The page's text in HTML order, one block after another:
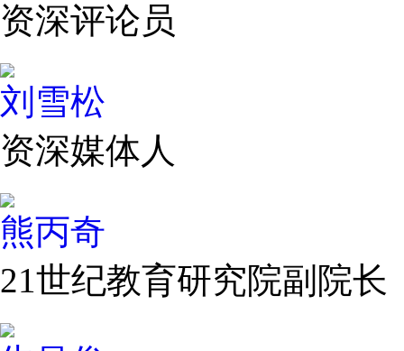
资深评论员
刘雪松
资深媒体人
熊丙奇
21世纪教育研究院副院长